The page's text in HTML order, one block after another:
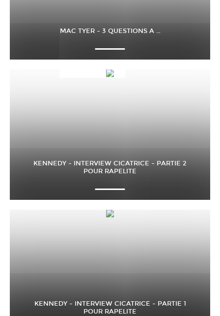
MAC TYER – 3 QUESTIONS A …
KENNEDY – INTERVIEW CICATRICE – PARTIE 2
POUR RAPELITE
KENNEDY – INTERVIEW CICATRICE – PARTIE 1
POUR RAPELITE